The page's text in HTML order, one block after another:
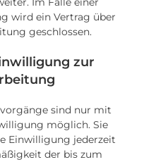
wird ein Vertrag über
geschlossen.
zur
sind nur mit
möglich. Sie
Einwilligung jederzeit
der bis zum